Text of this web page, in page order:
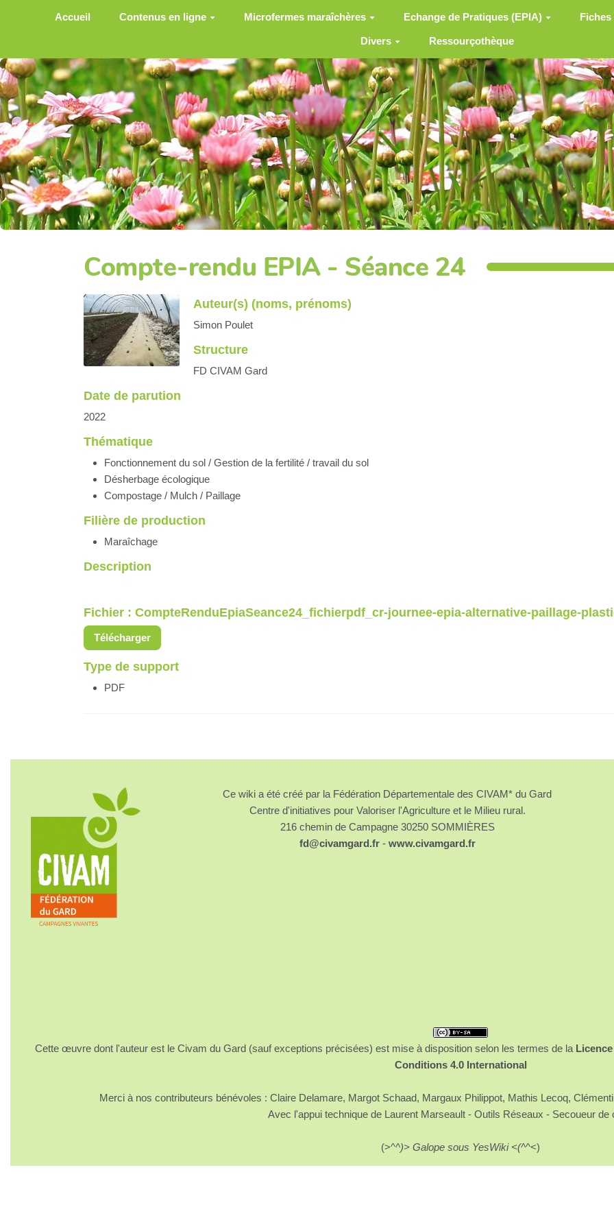
Aller au contenu principal
Accueil Contenus en ligne Microfermes maraîchères Echange de Pratiques (EPIA)
Divers Ressourçothèque
Compte-rendu EPIA - Séance 24
Auteur(s) (noms, prénoms)
Simon Poulet
Structure
FD CIVAM Gard
Date de parution
2022
Thématique
Fonctionnement du sol / Gestion de la fertilité / travail du sol
Désherbage écologique
Compostage / Mulch / Paillage
Filière de production
Maraîchage
Description
Fichier : CompteRenduEpiaSeance24_fichierpdf_cr-journee-epia-alternative-paillage-
Télécharger
Type de support
PDF
Ce wiki a été créé par la Fédération Départementale des CIVAM* du Gard
Centre d'initiatives pour Valoriser l'Agriculture et le Milieu rural.
216 chemin de Campagne 30250 SOMMIÈRES
fd@civamgard.fr- www.civamgard.fr
Cette œuvre dont l'auteur est le Civam du Gard (sauf exceptions précisées) est mise à disposition selon les termes de la
Conditions 4.0 International
Merci à nos contributeurs bénévoles : Claire Delamare, Margot Schaad, Margaux Philippot, Mathis Lecoq,
Avec l'appui technique de Laurent Marseault - Outils Réseaux - Secoueur de
(>^^)> Galope sous YesWiki <(^^<)